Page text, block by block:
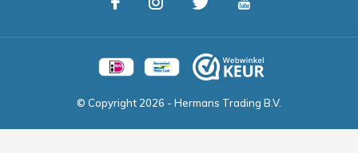
© Copyright 2026 - Hermans Trading B.V.